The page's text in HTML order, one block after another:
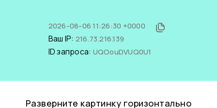
2026-08-06 11:26:30 +0000
Ваш IP: 216.73.216.139
ID запроса: UQOouDVUQ0U1
Разверните картинку горизонтально